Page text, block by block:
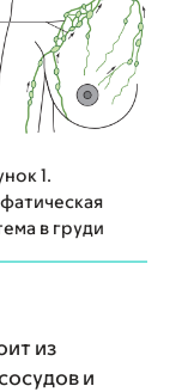
1.
в груди
из
и